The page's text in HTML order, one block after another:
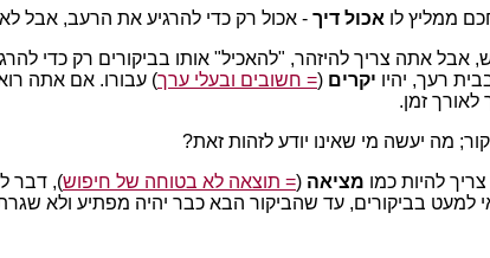
ממליץ לו אכול דיך - אכול רק כדי להרגיע את הרעב, אבל
דבש, אבל אתה צריך להיזהר, "להאכיל" אותו בביקורים רק
רעך, יהיו יקרים (= חשובים ובעלי ערך) עבורו. אם אתה
לאורך זמן.
מה יעשה מי שאינו יודע לזהות זאת?
להיות כמו מציאה (= תוצאה לא בטוחה של חיפוש), דבר
למעט בביקורים, עד שהביקור הבא כבר יהיה מפתיע ולא